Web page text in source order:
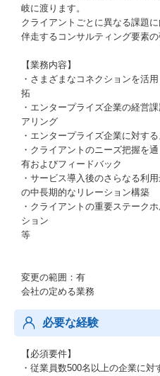
岐に渡ります。
クライアントごとに異なる課題
伴走するコンサルティング要素の
【業務内容】
・さまざまなコネクションを活
拓
・エンタープライズ企業の経営
アリング
・エンタープライズ企業に対す
・クライアントのニーズ把握を
有およびフィードバック
・サービス導入後のさらなる利
の中長期的なリレーション構築
・クライアントの重要ステーク
ション
等
変更の範囲：有
会社の定める業務
必要な経験
【必須要件】
・従業員数500名以上の企業に対